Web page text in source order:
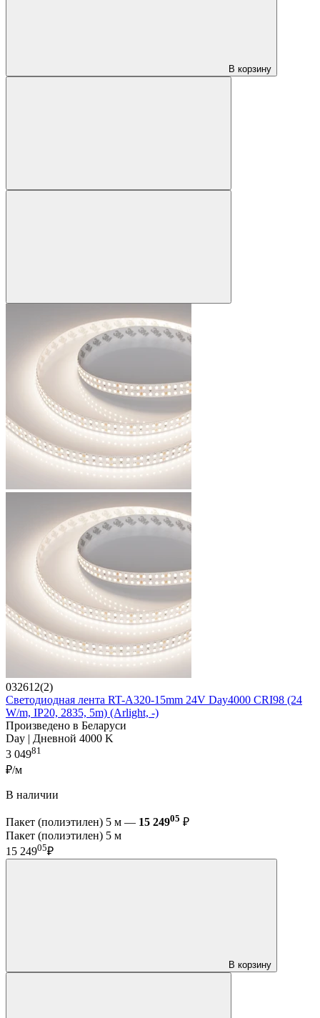
В корзину
032612(2)
Светодиодная лента RT-A320-15mm 24V Day4000 CRI98 (24
W/m, IP20, 2835, 5m) (Arlight, -)
Произведено в Беларуси
Day | Дневной 4000 K
3 04981
₽/м
В наличии
Пакет (полиэтилен) 5 м — 15 24905 ₽
Пакет (полиэтилен) 5 м
15 24905₽
В корзину